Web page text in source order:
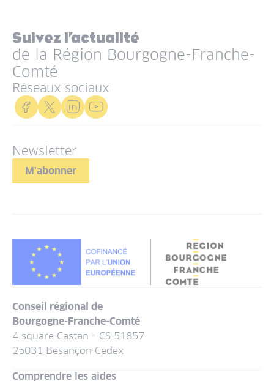
Suivez l’actualité
de la Région Bourgogne-Franche-
Comté
Réseaux sociaux
Newsletter
M'abonner
Conseil régional de
Bourgogne-Franche-Comté
4 square Castan - CS 51857
25031 Besançon Cedex
Comprendre les aides